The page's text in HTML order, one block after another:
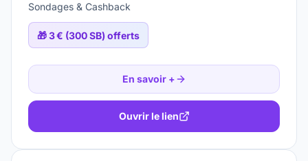
Sondages & Cashback
🎁3 € (300 SB) offerts
En savoir +
Ouvrir le lien